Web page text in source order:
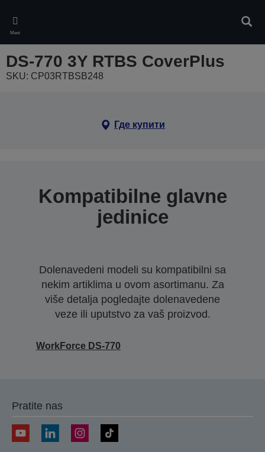
main
content
Meni
DS-770 3Y RTBS CoverPlus
SKU: CP03RTBSB248
Где купити
Kompatibilne glavne
jedinice
Dolenavedeni modeli su kompatibilni sa
nekim artiklima u ovom asortimanu. Za
više detalja pogledajte dolenavedene
veze ili uputstvo za vaš proizvod.
WorkForce DS-770
Pratite nas